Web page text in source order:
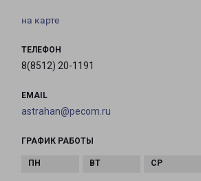
на карте
ТЕЛЕФОН
8(8512) 20-1191
EMAIL
astrahan@pecom.ru
ГРАФИК РАБОТЫ